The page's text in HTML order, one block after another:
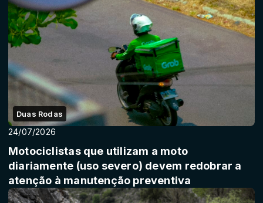
Duas Rodas
24/07/2026
Motociclistas que utilizam a moto
diariamente (uso severo) devem redobrar a
atenção à manutenção preventiva